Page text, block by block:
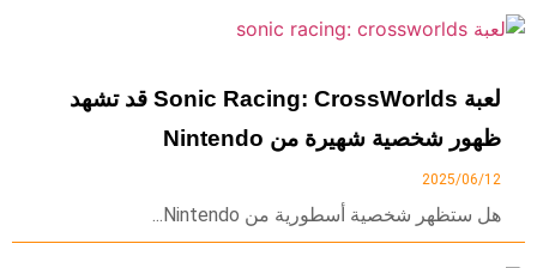
لعبة Sonic Racing: CrossWorlds قد تشهد
ظهور شخصية شهيرة من Nintendo
2025/06/12
هل ستظهر شخصية أسطورية من Nintendo...